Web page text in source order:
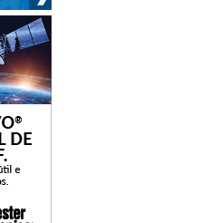
e tempos na produção.
Valle, explicou como
melhores decisões em
segundo ela, remete à
que deve operar de
Paraná, Vinicius
do evento digital e